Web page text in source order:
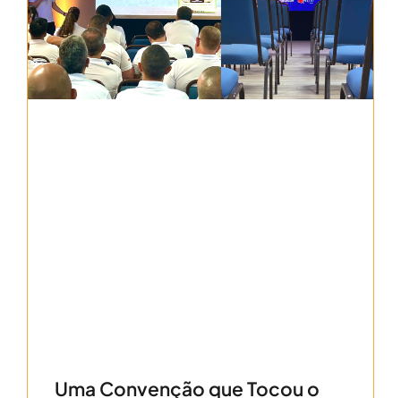
Uma Convenção que Tocou o